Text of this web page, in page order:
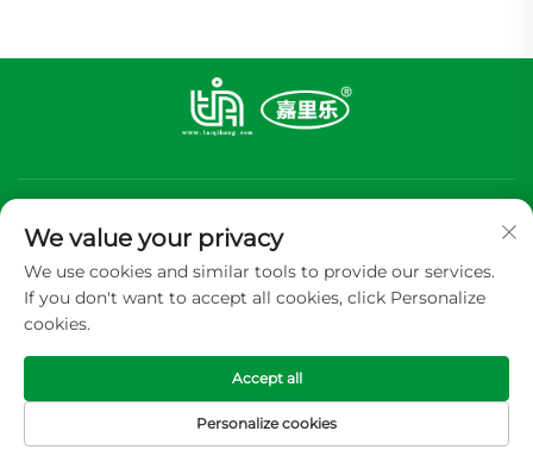
S'abonner
Copyright © 2026 GUANGDONG TIA ALUMINUM FOIL PACKING
CP.,LTD Tous droits réservés - Politique de confidentialité
We value your privacy
We use cookies and similar tools to provide our services.
If you don't want to accept all cookies, click Personalize
cookies.
Personalize cookies
Accept all